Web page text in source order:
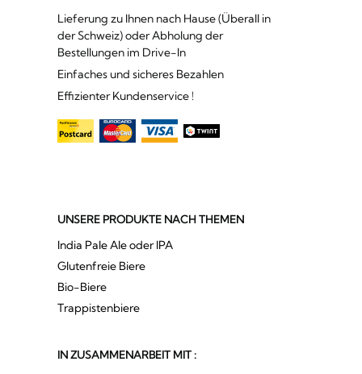
Lieferung zu Ihnen nach Hause (Überall in
der Schweiz) oder Abholung der
Bestellungen im Drive-In
Einfaches und sicheres Bezahlen
Effizienter Kundenservice !
UNSERE PRODUKTE NACH THEMEN
India Pale Ale oder IPA
Glutenfreie Biere
Bio-Biere
Trappistenbiere
IN ZUSAMMENARBEIT MIT :